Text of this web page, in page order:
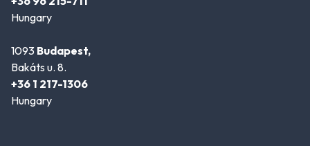
Hungary
1093 Budapest,
Bakáts u. 8.
+36 1 217-1306
Hungary